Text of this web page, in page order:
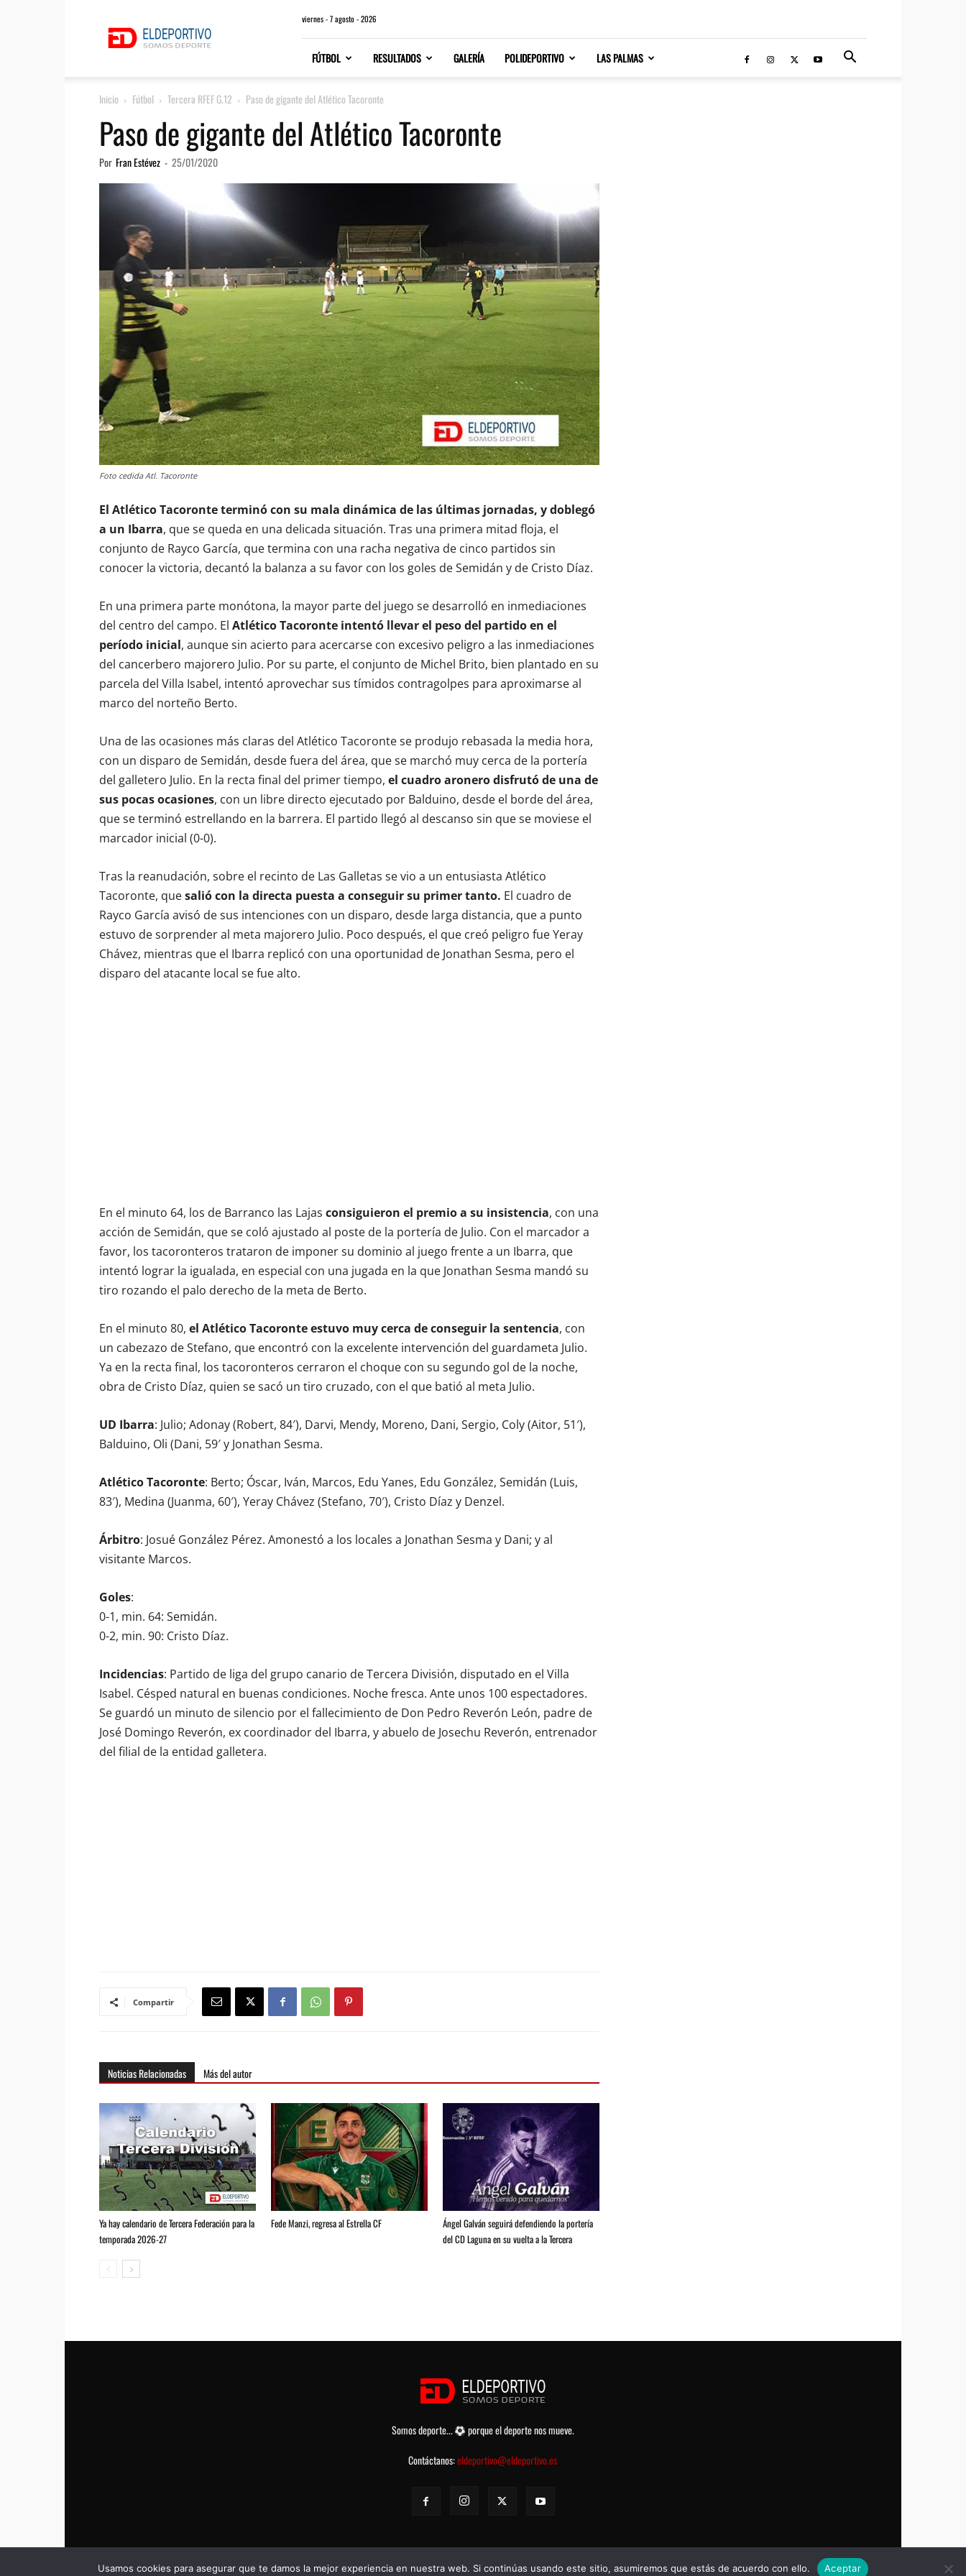
viernes - 7 agosto - 2026
FÚTBOL RESULTADOS GALERÍA POLIDEPORTIVO LAS PALMAS
Inicio Fútbol Tercera RFEF G.12 Paso de gigante del Atlético Tacoronte
Paso de gigante del Atlético Tacoronte
Por Fran Estévez - 25/01/2020
Foto cedida Atl. Tacoronte
El Atlético Tacoronte terminó con su mala dinámica de las últimas jornadas, y doblegó
a un Ibarra, que se queda en una delicada situación. Tras una primera mitad floja, el
conjunto de Rayco García, que termina con una racha negativa de cinco partidos sin
conocer la victoria, decantó la balanza a su favor con los goles de Semidán y de Cristo Díaz.
En una primera parte monótona, la mayor parte del juego se desarrolló en inmediaciones
del centro del campo. El Atlético Tacoronte intentó llevar el peso del partido en el
período inicial, aunque sin acierto para acercarse con excesivo peligro a las inmediaciones
del cancerbero majorero Julio. Por su parte, el conjunto de Michel Brito, bien plantado en su
parcela del Villa Isabel, intentó aprovechar sus tímidos contragolpes para aproximarse al
marco del norteño Berto.
Una de las ocasiones más claras del Atlético Tacoronte se produjo rebasada la media hora,
con un disparo de Semidán, desde fuera del área, que se marchó muy cerca de la portería
del galletero Julio. En la recta final del primer tiempo, el cuadro aronero disfrutó de una de
sus pocas ocasiones, con un libre directo ejecutado por Balduino, desde el borde del área,
que se terminó estrellando en la barrera. El partido llegó al descanso sin que se moviese el
marcador inicial (0-0).
Tras la reanudación, sobre el recinto de Las Galletas se vio a un entusiasta Atlético
Tacoronte, quesalió con la directa puesta a conseguir su primer tanto. El cuadro de
Rayco García avisó de sus intenciones con un disparo, desde larga distancia, que a punto
estuvo de sorprender al meta majorero Julio. Poco después, el que creó peligro fue Yeray
Chávez, mientras que el Ibarra replicó con una oportunidad de Jonathan Sesma, pero el
disparo del atacante local se fue alto.
En el minuto 64, los de Barranco las Lajas consiguieron el premio a su insistencia, con una
acción de Semidán, que se coló ajustado al poste de la portería de Julio. Con el marcador a
favor, los tacoronteros trataron de imponer su dominio al juego frente a un Ibarra, que
intentó lograr la igualada, en especial con una jugada en la que Jonathan Sesma mandó su
tiro rozando el palo derecho de la meta de Berto.
En el minuto 80, el Atlético Tacoronte estuvo muy cerca de conseguir la sentencia, con
un cabezazo de Stefano, que encontró con la excelente intervención del guardameta Julio.
Ya en la recta final, los tacoronteros cerraron el choque con su segundo gol de la noche,
obra de Cristo Díaz, quien se sacó un tiro cruzado, con el que batió al meta Julio.
UD Ibarra: Julio; Adonay (Robert, 84′), Darvi, Mendy, Moreno, Dani, Sergio, Coly (Aitor, 51′),
Balduino, Oli (Dani, 59′ y Jonathan Sesma.
Atlético Tacoronte: Berto; Óscar, Iván, Marcos, Edu Yanes, Edu González, Semidán (Luis,
83′), Medina (Juanma, 60′), Yeray Chávez (Stefano, 70′), Cristo Díaz y Denzel.
Árbitro: Josué González Pérez. Amonestó a los locales a Jonathan Sesma y Dani; y al
visitante Marcos.
Goles:
0-1, min. 64: Semidán.
0-2, min. 90: Cristo Díaz.
Incidencias: Partido de liga del grupo canario de Tercera División, disputado en el Villa
Isabel. Césped natural en buenas condiciones. Noche fresca. Ante unos 100 espectadores.
Se guardó un minuto de silencio por el fallecimiento de Don Pedro Reverón León, padre de
José Domingo Reverón, ex coordinador del Ibarra, y abuelo de Josechu Reverón, entrenador
del filial de la entidad galletera.
Compartir
Noticias Relacionadas Más del autor
Ya hay calendario de Tercera Federación para la
temporada 2026-27
Fede Manzi, regresa al Estrella CF
Ángel Galván seguirá defendiendo la portería
del CD Laguna en su vuelta a la Tercera
Somos deporte...
porque el deporte nos mueve.
Contáctanos:eldeportivo@eldeportivo.es
Usamos cookies para asegurar que te damos la mejor experiencia en nuestra web. Si continúas usando este sitio, asumiremos que estás de acuerdo con ello. Aceptar